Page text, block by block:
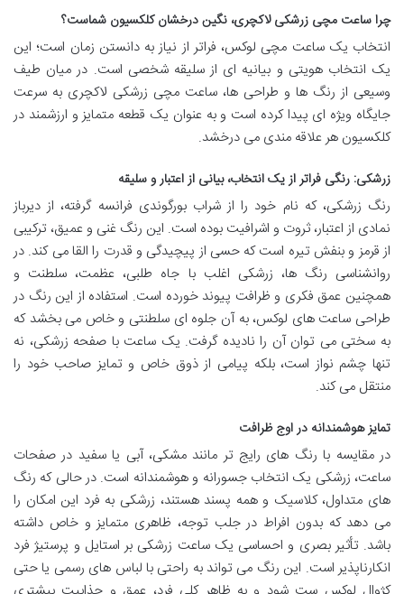
چرا ساعت مچی زرشکی لاکچری، نگین درخشان کلکسیون شماست؟
انتخاب یک ساعت مچی لوکس، فراتر از نیاز به دانستن زمان است؛ این
یک انتخاب هویتی و بیانیه ای از سلیقه شخصی است. در میان طیف
وسیعی از رنگ ها و طراحی ها، ساعت مچی زرشکی لاکچری به سرعت
جایگاه ویژه ای پیدا کرده است و به عنوان یک قطعه متمایز و ارزشمند در
کلکسیون هر علاقه مندی می درخشد.
زرشکی: رنگی فراتر از یک انتخاب، بیانی از اعتبار و سلیقه
رنگ زرشکی، که نام خود را از شراب بورگوندی فرانسه گرفته، از دیرباز
نمادی از اعتبار، ثروت و اشرافیت بوده است. این رنگ غنی و عمیق، ترکیبی
از قرمز و بنفش تیره است که حسی از پیچیدگی و قدرت را القا می کند. در
روانشناسی رنگ ها، زرشکی اغلب با جاه طلبی، عظمت، سلطنت و
همچنین عمق فکری و ظرافت پیوند خورده است. استفاده از این رنگ در
طراحی ساعت های لوکس، به آن جلوه ای سلطنتی و خاص می بخشد که
به سختی می توان آن را نادیده گرفت. یک ساعت با صفحه زرشکی، نه
تنها چشم نواز است، بلکه پیامی از ذوق خاص و تمایز صاحب خود را
منتقل می کند.
تمایز هوشمندانه در اوج ظرافت
در مقایسه با رنگ های رایج تر مانند مشکی، آبی یا سفید در صفحات
ساعت، زرشکی یک انتخاب جسورانه و هوشمندانه است. در حالی که رنگ
های متداول، کلاسیک و همه پسند هستند، زرشکی به فرد این امکان را
می دهد که بدون افراط در جلب توجه، ظاهری متمایز و خاص داشته
باشد. تأثیر بصری و احساسی یک ساعت زرشکی بر استایل و پرستیژ فرد
انکارناپذیر است. این رنگ می تواند به راحتی با لباس های رسمی یا حتی